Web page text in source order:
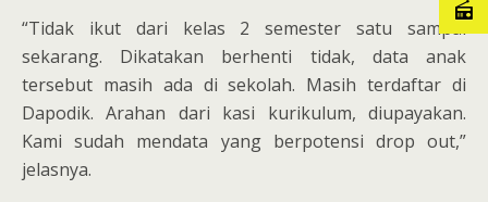
“Tidak ikut dari kelas 2 semester satu sampai
sekarang. Dikatakan berhenti tidak, data anak
tersebut masih ada di sekolah. Masih terdaftar di
Dapodik. Arahan dari kasi kurikulum, diupayakan.
Kami sudah mendata yang berpotensi drop out,”
jelasnya.